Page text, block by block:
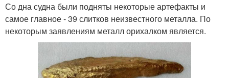
Со дна судна были подняты некоторые артефакты и
самое главное - 39 слитков неизвестного металла. По
некоторым заявлениям металл орихалком является.